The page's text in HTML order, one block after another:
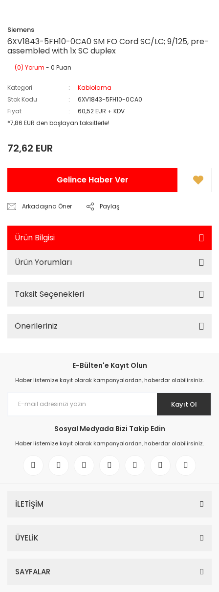
Siemens
6XV1843-5FH10-0CA0 SM FO Cord SC/LC; 9/125, pre-
assembled with 1x SC duplex
(0) Yorum - 0 Puan
Kategori
Kablolama
Stok Kodu
6XV1843-5FH10-0CA0
Fiyat
60,52 EUR + KDV
*7,86 EUR den başlayan taksitlerle!
72,62 EUR
Gelince Haber Ver
Arkadaşına Öner Paylaş
Ürün Bilgisi
Ürün Yorumları
Taksit Seçenekleri
Önerileriniz
E-Bülten'e Kayıt Olun
Haber listemize kayıt olarak kampanyalardan, haberdar olabilirsiniz.
Kayıt Ol
Sosyal Medyada Bizi Takip Edin
Haber listemize kayıt olarak kampanyalardan, haberdar olabilirsiniz.
İLETİŞİM
ÜYELİK
SAYFALAR